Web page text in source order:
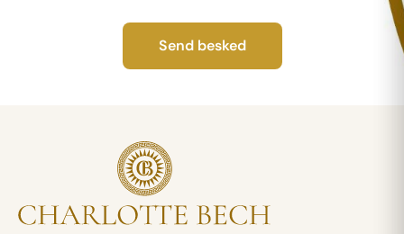
Send besked